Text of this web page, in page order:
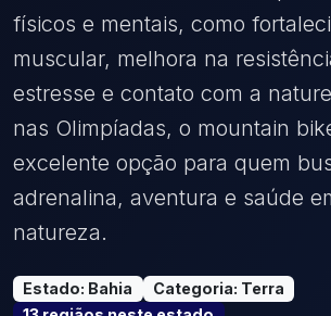
físicos e mentais, como
muscular, melhora na
estresse e contato com a
nas Olimpíadas, o mountain
excelente opção para quem
adrenalina, aventura e saúde
natureza.
Estado: Bahia Categoria: Terra